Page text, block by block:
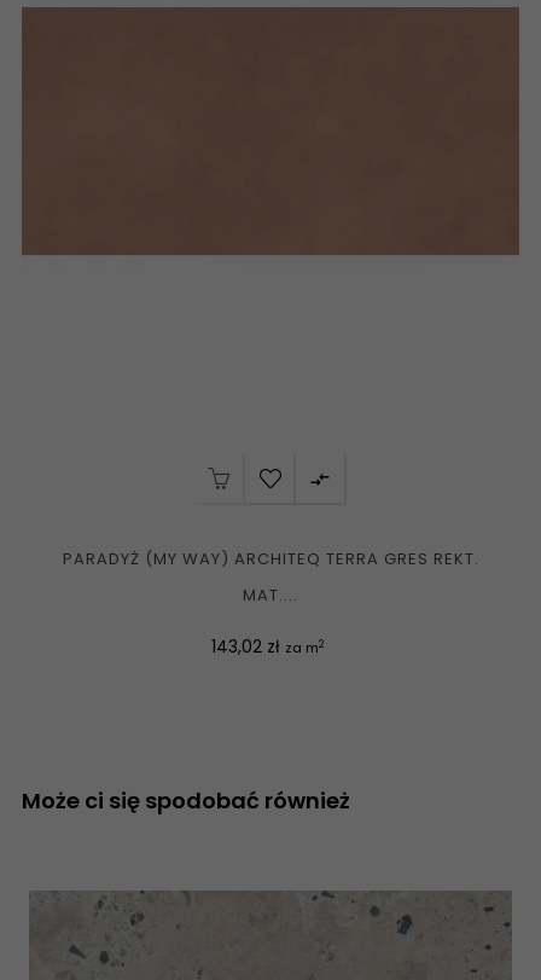

PARADYŻ (MY WAY) ARCHITEQ TERRA GRES REKT.
MAT....
Cena
143,02 zł za m2
Może ci się spodobać również